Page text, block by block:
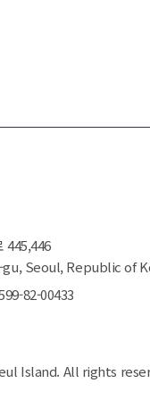
445,446
gu, Seoul, Republic of
82-00433
Island. All rights